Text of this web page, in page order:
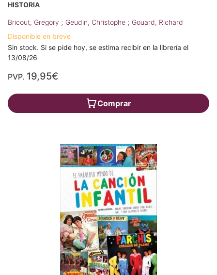
HISTORIA
Bricout, Gregory ; Geudin, Christophe ; Gouard, Richard
Disponible en breve
Sin stock. Si se pide hoy, se estima recibir en la librería el
13/08/26
PVP. 19,95€
Comprar